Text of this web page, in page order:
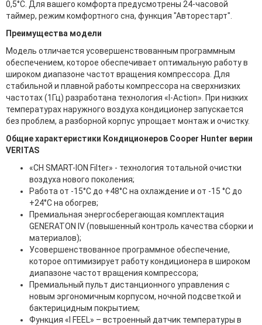
0,5°С. Для вашего комфорта предусмотрены 24-часовой
таймер, режим комфортного сна, функция "Авторестарт".
Преимущества модели
Модель отличается усовершенствованным программным
обеспечением, которое обеспечивает оптимальную работу в
широком диапазоне частот вращения компрессора. Для
стабильной и плавной работы компрессора на сверхнизких
частотах (1Гц) разработана технология «I-Action». При низких
температурах наружного воздуха кондиционер запускается
без проблем, а разборной корпус упрощает монтаж и очистку.
Общие характеристики Кондиционеров Cooper Hunter верии
VERITAS
«CH SMART-ION Filter» - технология тотальной очистки
воздуха нового поколения;
Работа от -15°С до +48°С на охлаждение и от -15 °С до
+24°С на обогрев;
Премиальная энергосберегающая комплектация
GENERATON IV (повышенный контроль качества сборки и
материалов);
Усовершенствованное программное обеспечение,
которое оптимизирует работу кондиционера в широком
диапазоне частот вращения компрессора;
Премиальный пульт дистанционного управления с
новым эргономичным корпусом, ночной подсветкой и
бактерицидным покрытием;
Функция «I FEEL» – встроенный датчик температуры в